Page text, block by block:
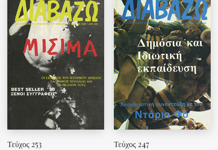
Τεύχος 253 Τεύχος 247